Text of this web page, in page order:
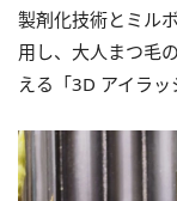
製剤化技術とミル
用し、大人まつ毛
える「3D アイラッ